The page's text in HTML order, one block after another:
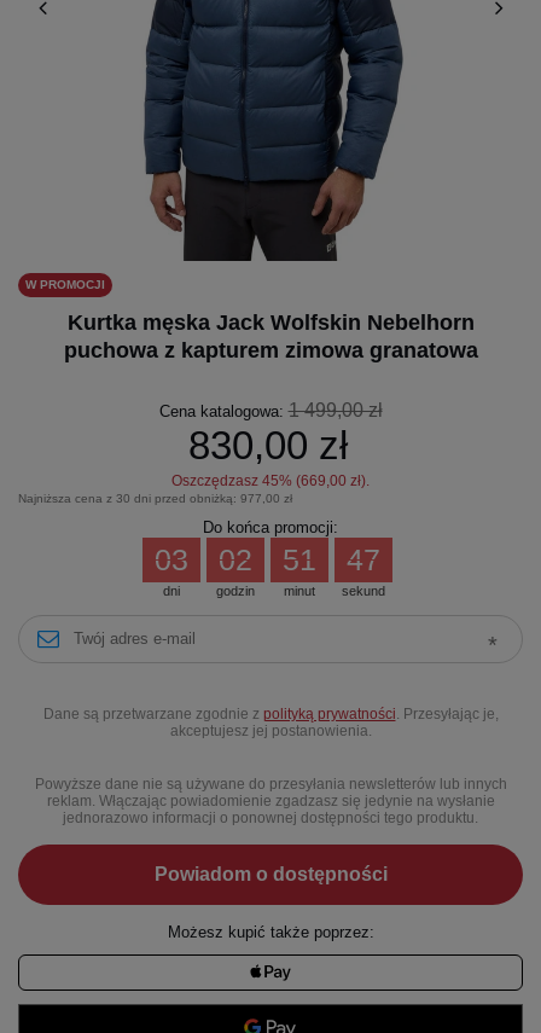
W PROMOCJI
Kurtka męska Jack Wolfskin Nebelhorn
puchowa z kapturem zimowa granatowa
Cena katalogowa:1 499,00 zł
830,00 zł
Oszczędzasz 45% (669,00 zł).
Najniższa cena z 30 dni przed obniżką: 977,00 zł
Do końca promocji:
dni
03
godzin
02
minut
51
sekund
46
Dane są przetwarzane zgodnie z polityką prywatności . Przesyłając je,
akceptujesz jej postanowienia.
Powyższe dane nie są używane do przesyłania newsletterów lub innych
reklam. Włączając powiadomienie zgadzasz się jedynie na wysłanie
jednorazowo informacji o ponownej dostępności tego produktu.
Powiadom o dostępności
Możesz kupić także poprzez: